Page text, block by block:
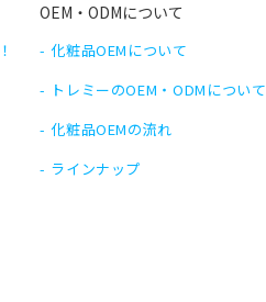
OEM・ODMについて
化粧品OEMについて
トレミーのOEM・ODMについて
化粧品OEMの流れ
ラインナップ